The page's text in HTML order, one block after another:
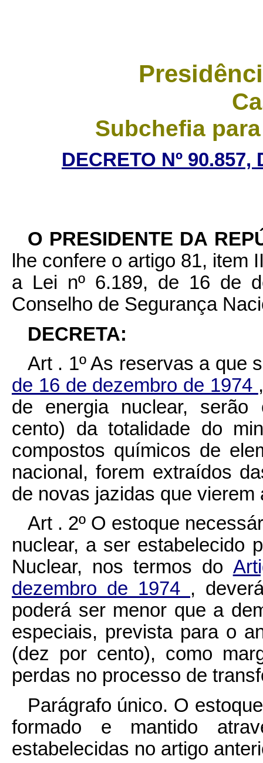
Subchefia
DECRETO Nº
O PRESIDENTE DA
lhe confere o artigo 81, item
a Lei nº 6.189, de 16 de
Conselho de Segurança
DECRETA:
Art . 1º As reservas a que
de 16 de dezembro de 1974
de energia nuclear,
cento) da totalidade do
compostos químicos de
nacional, forem extraídos
de novas jazidas que
Art . 2º O estoque
nuclear, a ser estabelecido
Nuclear, nos termos do
dezembro de 1974 ,
poderá ser menor que a
especiais, prevista para o
(dez por cento), como
perdas no processo de
Parágrafo único. O
formado e mantido
estabelecidas no artigo